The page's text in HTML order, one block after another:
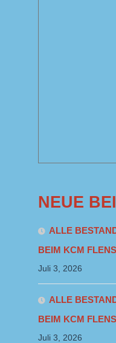
NEUE
ALLE
BEIM KCM
Juli 3, 2026
ALLE
EIM KCM
Juli 3, 2026